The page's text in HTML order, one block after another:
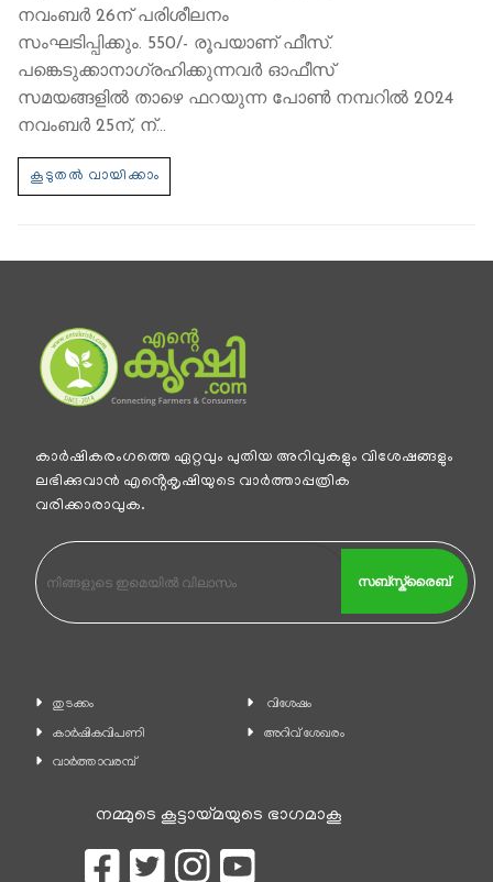
നവംബർ 26ന് പരിശീലനം
സംഘടിപ്പിക്കും. 550/- രൂപയാണ് ഫീസ്.
പങ്കെടുക്കാനാഗ്രഹിക്കുന്നവര്‍ ഓഫീസ്
സമയങ്ങളില്‍ താഴെ ഫറയുന്ന പോണ്‍ നമ്പറില്‍ 2024
നവംബർ 25ന്, ന്…
കാര്‍ഷികരംഗത്തെ ഏറ്റവും പുതിയ അറിവുകളും വിശേഷങ്ങളും
ലഭിക്കുവാന്‍ എൻ്റെകൃഷിയുടെ വാര്‍ത്താപ്പത്രിക
വരിക്കാരാവുക.
സബ്സ്ക്രൈബ്
തുടക്കം
കാ‍ർഷികവിപണി
വാര്‍ത്താവരമ്പ്
വിശേഷം
അറിവ് ശേഖരം
നമ്മുടെ കൂട്ടായ്മയുടെ ഭാഗമാകൂ